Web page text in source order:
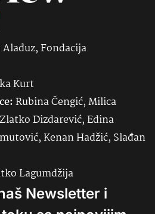
Alađuz, Fondacija
Kurt
Rubina Čengić, Milica
Dizdarević, Edina
Kenan Hadžić, Slađan
Lagumdžija
Newsletter i